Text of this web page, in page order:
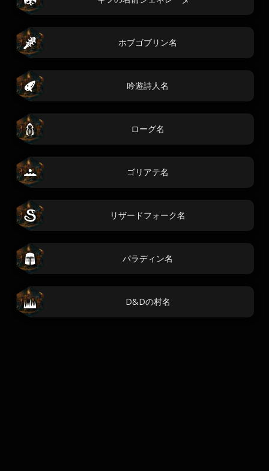
ホブゴブリン名
吟遊詩人名
ローグ名
ゴリアテ名
リザードフォーク名
パラディン名
D&Dの村名